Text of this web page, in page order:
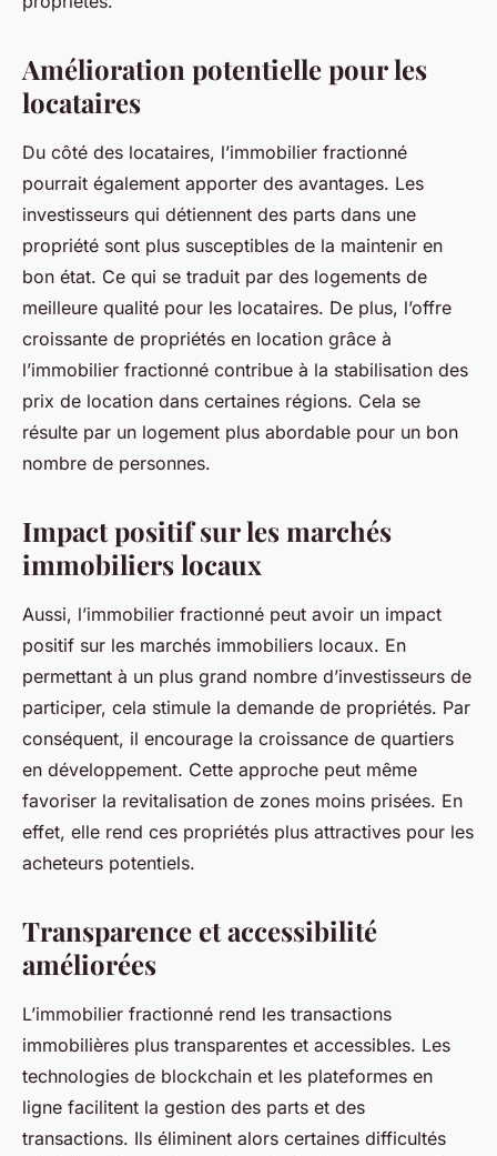
Amélioration potentielle pour les
locataires
Du côté des locataires, l’immobilier fractionné
pourrait également apporter des avantages. Les
investisseurs qui détiennent des parts dans une
propriété sont plus susceptibles de la maintenir en
bon état. Ce qui se traduit par des logements de
meilleure qualité pour les locataires. De plus, l’offre
croissante de propriétés en location grâce à
l’immobilier fractionné contribue à la stabilisation des
prix de location dans certaines régions. Cela se
résulte par un logement plus abordable pour un bon
nombre de personnes.
Impact positif sur les marchés
immobiliers locaux
Aussi, l’immobilier fractionné peut avoir un impact
positif sur les marchés immobiliers locaux. En
permettant à un plus grand nombre d’investisseurs de
participer, cela stimule la demande de propriétés. Par
conséquent, il encourage la croissance de quartiers
en développement. Cette approche peut même
favoriser la revitalisation de zones moins prisées. En
effet, elle rend ces propriétés plus attractives pour les
acheteurs potentiels.
Transparence et accessibilité
améliorées
L’immobilier fractionné rend les transactions
immobilières plus transparentes et accessibles. Les
technologies de blockchain et les plateformes en
ligne facilitent la gestion des parts et des
transactions. Ils éliminent alors certaines difficultés